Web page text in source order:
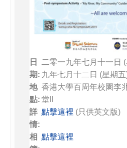
日
期:
二零一九年七月十一日
九年七月十二日 (星期
地
點:
香港大學百周年校園李
堂II
詳
情:
點擊這裡 (只供英文版)
相 點擊這裡